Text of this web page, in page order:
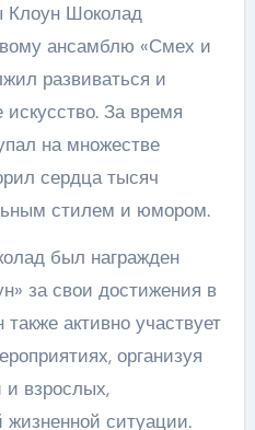
Клоун Шоколад
ансамблю «Смех и
развиваться и
За время
на множестве
сердца тысяч
стилем и юмором.
был награжден
за свои достижения в
активно участвует
организуя
и взрослых,
ситуации.